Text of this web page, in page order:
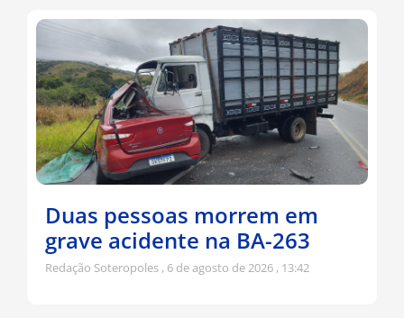
Duas pessoas morrem em
grave acidente na BA-263
Redação Soteropoles 6 de agosto de 2026 13:42